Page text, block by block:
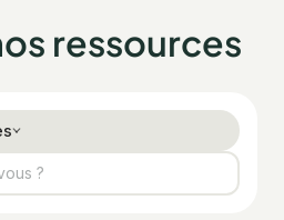
ressources